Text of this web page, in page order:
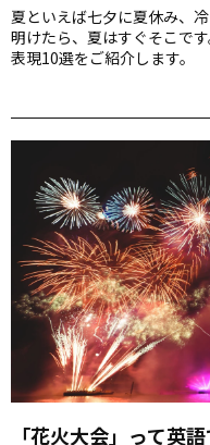
夏といえば七夕に夏休み、
明けたら、夏はすぐそこで
表現10選をご紹介します。
「花火大会」って英